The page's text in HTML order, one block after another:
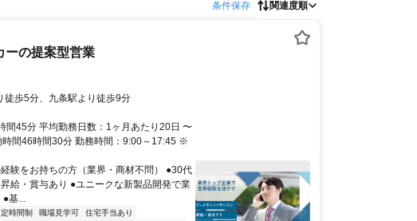
条件保存 関連度順
ーの提案型営業
徒歩5分、九条駅より徒歩9分
間45分 平均勤務日数：1ヶ月あたり20日 〜
間46時間30分 勤務時間：9:00～17:45 ※
験をお持ちの方（業界・商材不問） ●30代
給・賞与あり ●ユニークな新製品開発で業
●基...
時間制 職場見学可
住宅手当あり